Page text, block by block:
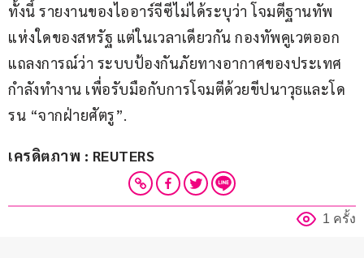
ทั้งนี้ รายงานของไออาร์จีซีไม่ได้ระบุว่า โจมตีฐานทัพ
แห่งใดของสหรัฐ แต่ในเวลาเดียวกัน กองทัพคูเวตออก
แถลงการณ์ว่า ระบบป้องกันภัยทางอากาศของประเทศ
กำลังทำงาน เพื่อรับมือกับการโจมตีด้วยขีปนาวุธและโด
รน “จากฝ่ายศัตรู”.
เครดิตภาพ : REUTERS
1 ครั้ง